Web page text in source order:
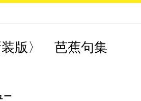
装版〉 芭蕉句集
ー